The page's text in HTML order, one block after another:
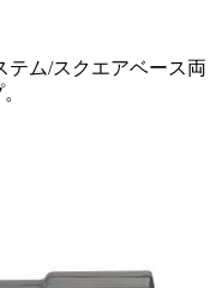
テム/スクエアベース両